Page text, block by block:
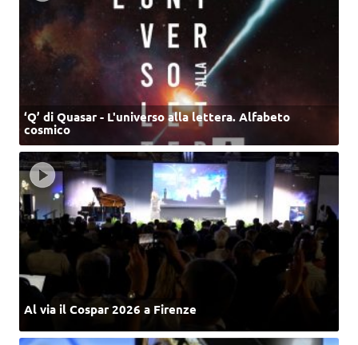
‘Q’ di Quasar - L'universo alla lettera. Alfabeto
cosmico
Al via il Cospar 2026 a Firenze